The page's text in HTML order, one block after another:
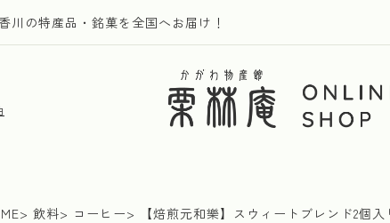
川の特産品・銘菓を全国へお届け！
飲料 コーヒー 【焙煎元和樂】スウィートブレンド2個入